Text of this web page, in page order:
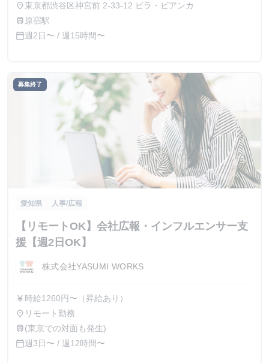
place東京都渋谷区神宮前 2-33-12 ビラ・ビアンカ
train 原宿駅
calendar_today週2日〜 / 週15時間〜
募集終了
愛知県 人事/広報
【リモートOK】会社広報・インフルエンサー支
援【週2日OK】
株式会社YASUMI WORKS
currency_yen 時給1260円〜（昇給あり）
place リモート勤務
train (東京での対面も発生)
calendar_today週3日〜 / 週12時間〜